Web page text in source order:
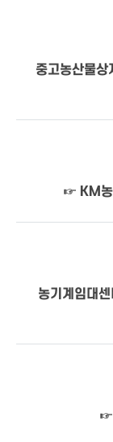
중고농산물
☞ KM농
농기계임대
☞